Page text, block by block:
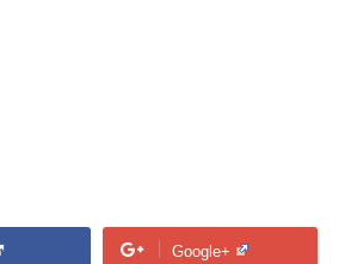
Google+